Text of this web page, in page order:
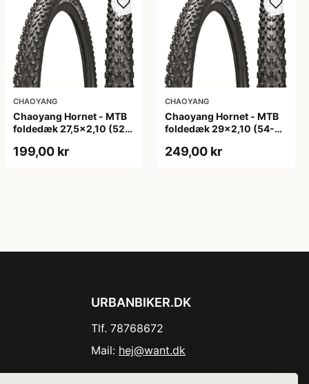
CHAOYANG
Chaoyang Hornet - MTB
foldedæk 27,5x2,10 (52-
199,00 kr
CHAOYANG
Chaoyang Hornet - MTB
foldedæk 29x2,10 (54-
249,00 kr
URBANBIKER.DK
Tlf. 78768672
Mail: hej@want.dk